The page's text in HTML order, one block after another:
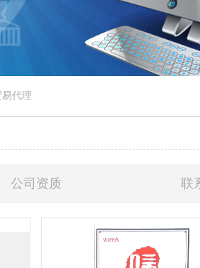
代理
公司资质 联